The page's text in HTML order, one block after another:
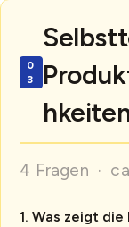
4 Fragen ·
Was zeigt die